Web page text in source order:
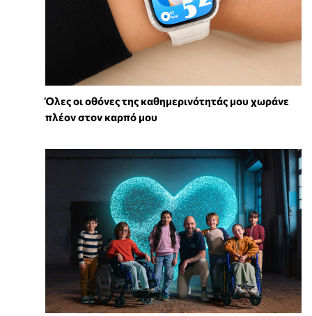
Όλες οι οθόνες της καθημερινότητάς μου χωράνε
πλέον στον καρπό μου